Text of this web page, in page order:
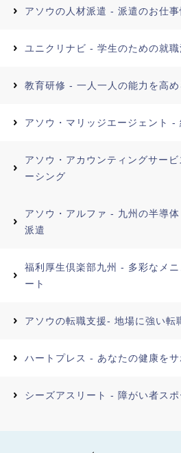
アソウの人材派遣 - 派遣のお仕事
ユニクリナビ - 学生のための就職
教育研修 - 一人一人の能力を高
アソウ・マリッジエージェント -
アソウ・アカウンティングサー
ーシング
アソウ・アルファ - 九州の半導
派遣
福利厚生倶楽部九州 - 多彩なメ
ート
アソウの転職支援- 地場に強い転
ハートプレス - あなたの健康を
シーズアスリート - 障がい者ス